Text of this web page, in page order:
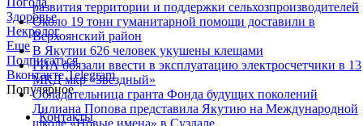
Здоровье
Некролог
Еще
Подписаться
ВконтактеTelegram
Популярное
развития территории и поддержки сельхозпроизводителей
Около 19 тонн гуманитарной помощи доставили в
Верхоянский район
В Якутии 626 человек укушены клещами
РИА обязали ввести в эксплуатацию электросчетчики в 13
МКД мкр «Звездный»
Обладательница гранта Фонда будущих поколений
Лилиана Попова представила Якутию на Международной
школе «Новые имена» в Суздале
Контакты